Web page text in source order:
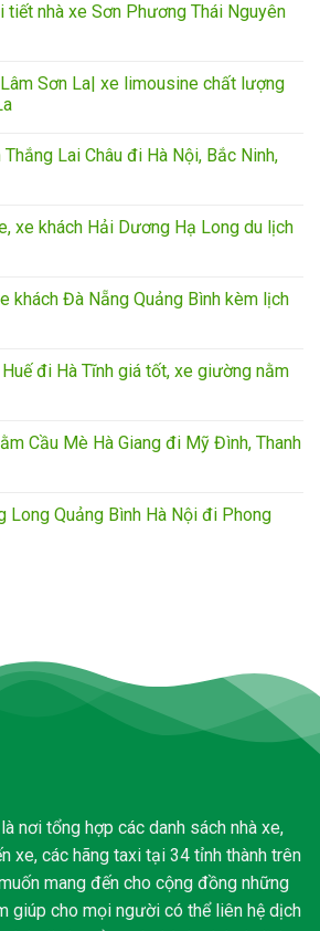
tiết nhà xe Sơn Phương Thái Nguyên
Sơn La| xe limousine chất lượng
Thắng Lai Châu đi Hà Nội, Bắc Ninh,
xe khách Hải Dương Hạ Long du lịch
khách Đà Nẵng Quảng Bình kèm lịch
đi Hà Tĩnh giá tốt, xe giường nằm
Cầu Mè Hà Giang đi Mỹ Đình, Thanh
Long Quảng Bình Hà Nội đi Phong
là nơi tổng hợp các danh sách nhà xe,
xe, các hãng taxi tại 34 tỉnh thành trên
mang đến cho cộng đồng những
giúp cho mọi người có thể liên hệ dịch